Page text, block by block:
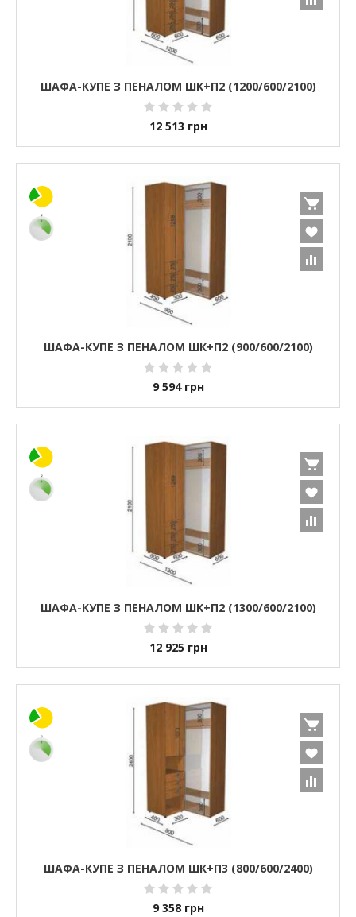
ШАФА-КУПЕ З ПЕНАЛОМ ШК+П2 (1200/600/2100)
12 513 грн
ШАФА-КУПЕ З ПЕНАЛОМ ШК+П2 (900/600/2100)
9 594 грн
ШАФА-КУПЕ З ПЕНАЛОМ ШК+П2 (1300/600/2100)
12 925 грн
ШАФА-КУПЕ З ПЕНАЛОМ ШК+П3 (800/600/2400)
9 358 грн